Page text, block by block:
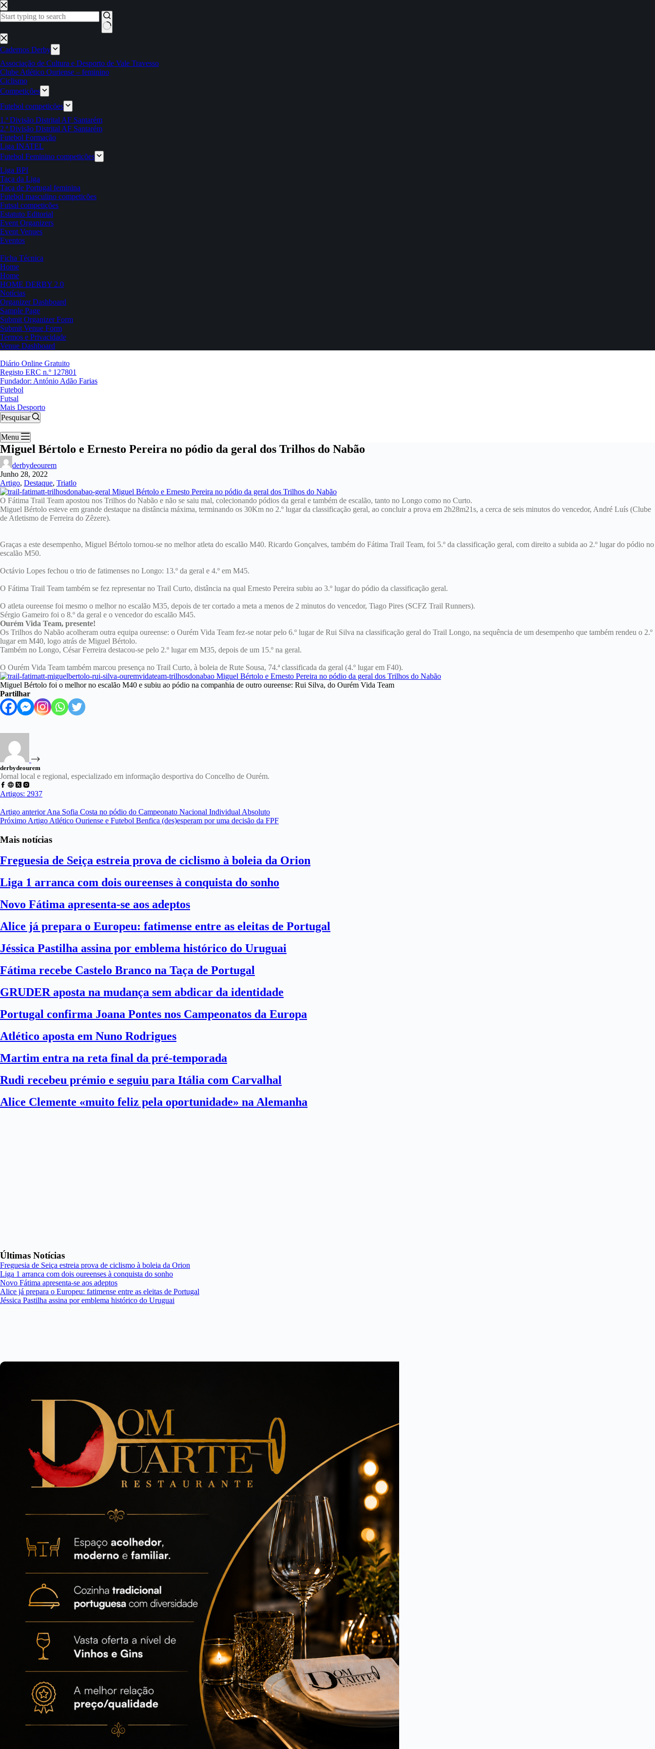
Pular
para
o
Sem
resultados
Cadernos Derby
Associação de Cultura e Desporto de Vale Travesso
Clube Atlético Ouriense – feminino
Ciclismo
Competições
Futebol competições
1.ª Divisão Distrital AF Santarém
2.ª Divisão Distrital AF Santarém
Futebol Formação
Liga INATEL
Futebol Feminino competições
Liga BPI
Taça da Liga
Taça de Portugal feminina
Futebol masculino competições
Futsal competições
Estatuto Editorial
Event Organizers
Event Venues
Eventos
Ficha Técnica
Home
Home
HOME DERBY 2.0
Notícias
Organizer Dashboard
Sample Page
Submit Organizer Form
Submit Venue Form
Termos e Privacidade
Venue Dashboard
Diário Online Gratuito
Registo ERC n.º 127801
Fundador: António Adão Farias
Futebol
Futsal
Mais Desporto
Pesquisar
Menu
Miguel Bértolo e Ernesto Pereira no pódio da geral dos Trilhos do Nabão
derbydeourem
Junho 28, 2022
Artigo, Destaque, Triatlo
O Fátima Trail Team apostou nos Trilhos do Nabão e não se saiu mal, colecionando pódios da geral e também de escalão, tanto no Longo como no Curto.
Miguel Bértolo esteve em grande destaque na distância máxima, terminando os 30Km no 2.º lugar da classificação geral, ao concluir a prova em 2h28m21s, a cerca de seis minutos do vencedor, André Luís (Clube
de Atletismo de Ferreira do Zêzere).
Graças a este desempenho, Miguel Bértolo tornou-se no melhor atleta do escalão M40. Ricardo Gonçalves, também do Fátima Trail Team, foi 5.º da classificação geral, com direito a subida ao 2.º lugar do pódio no
escalão M50.
Octávio Lopes fechou o trio de fatimenses no Longo: 13.º da geral e 4.º em M45.
O Fátima Trail Team também se fez representar no Trail Curto, distância na qual Ernesto Pereira subiu ao 3.º lugar do pódio da classificação geral.
O atleta oureense foi mesmo o melhor no escalão M35, depois de ter cortado a meta a menos de 2 minutos do vencedor, Tiago Pires (SCFZ Trail Runners).
Sérgio Gameiro foi o 8.º da geral e o vencedor do escalão M45.
Ourém Vida Team, presente!
Os Trilhos do Nabão acolheram outra equipa oureense: o Ourém Vida Team fez-se notar pelo 6.º lugar de Rui Silva na classificação geral do Trail Longo, na sequência de um desempenho que também rendeu o 2.º
lugar em M40, logo atrás de Miguel Bértolo.
Também no Longo, César Ferreira destacou-se pelo 2.º lugar em M35, depois de um 15.º na geral.
O Ourém Vida Team também marcou presença no Trail Curto, à boleia de Rute Sousa, 74.ª classificada da geral (4.º lugar em F40).
Miguel Bértolo foi o melhor no escalão M40 e subiu ao pódio na companhia de outro oureense: Rui Silva, do Ourém Vida Team
Partilhar
derbydeourem
Jornal local e regional, especializado em informação desportiva do Concelho de Ourém.
Artigos: 2937
Artigo anteriorAna Sofia Costa no pódio do Campeonato Nacional Individual Absoluto
Próximo Artigo Atlético Ouriense e Futebol Benfica (des)esperam por uma decisão da FPF
Mais notícias
Freguesia de Seiça estreia prova de ciclismo à boleia da Orion
Liga 1 arranca com dois oureenses à conquista do sonho
Novo Fátima apresenta-se aos adeptos
Alice já prepara o Europeu: fatimense entre as eleitas de Portugal
Jéssica Pastilha assina por emblema histórico do Uruguai
Fátima recebe Castelo Branco na Taça de Portugal
GRUDER aposta na mudança sem abdicar da identidade
Portugal confirma Joana Pontes nos Campeonatos da Europa
Atlético aposta em Nuno Rodrigues
Martim entra na reta final da pré-temporada
Rudi recebeu prémio e seguiu para Itália com Carvalhal
Alice Clemente «muito feliz pela oportunidade» na Alemanha
Últimas Notícias
Freguesia de Seiça estreia prova de ciclismo à boleia da Orion
Liga 1 arranca com dois oureenses à conquista do sonho
Novo Fátima apresenta-se aos adeptos
Alice já prepara o Europeu: fatimense entre as eleitas de Portugal
Jéssica Pastilha assina por emblema histórico do Uruguai